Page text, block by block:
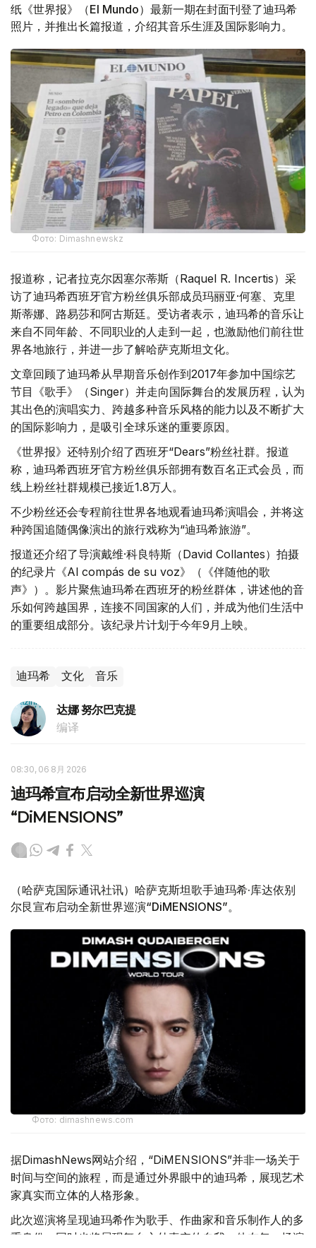
纸《世界报》（El Mundo）最新一期在封面刊登了迪玛希
照片，并推出长篇报道，介绍其音乐生涯及国际影响力。
Фото: Dimashnewskz
报道称，记者拉克尔因塞尔蒂斯（Raquel R. Incertis）采
访了迪玛希西班牙官方粉丝俱乐部成员玛丽亚·何塞、克里
斯蒂娜、路易莎和阿古斯廷。受访者表示，迪玛希的音乐让
来自不同年龄、不同职业的人走到一起，也激励他们前往世
界各地旅行，并进一步了解哈萨克斯坦文化。
文章回顾了迪玛希从早期音乐创作到2017年参加中国综艺
节目《歌手》（Singer）并走向国际舞台的发展历程，认为
其出色的演唱实力、跨越多种音乐风格的能力以及不断扩大
的国际影响力，是吸引全球乐迷的重要原因。
《世界报》还特别介绍了西班牙“Dears”粉丝社群。报道
称，迪玛希西班牙官方粉丝俱乐部拥有数百名正式会员，而
线上粉丝社群规模已接近1.8万人。
不少粉丝还会专程前往世界各地观看迪玛希演唱会，并将这
种跨国追随偶像演出的旅行戏称为“迪玛希旅游”。
报道还介绍了导演戴维·科良特斯（David Collantes）拍摄
的纪录片《Al compás de su voz》（《伴随他的歌
声》）。影片聚焦迪玛希在西班牙的粉丝群体，讲述他的音
乐如何跨越国界，连接不同国家的人们，并成为他们生活中
的重要组成部分。该纪录片计划于今年9月上映。
迪玛希 文化 音乐
达娜 努尔巴克提
编译
08:30, 06 8月 2026
迪玛希宣布启动全新世界巡演
“DiMENSIONS”
（哈萨克国际通讯社讯）哈萨克斯坦歌手迪玛希·库达依别
尔艮宣布启动全新世界巡演“DiMENSIONS”。
Фото: dimashnews.com
据DimashNews网站介绍，“DiMENSIONS”并非一场关于
时间与空间的旅程，而是通过外界眼中的迪玛希，展现艺术
家真实而立体的人格形象。
此次巡演将呈现迪玛希作为歌手、作曲家和音乐制作人的多
重身份，同时也将展现舞台之外真实的自我。他在每一场演